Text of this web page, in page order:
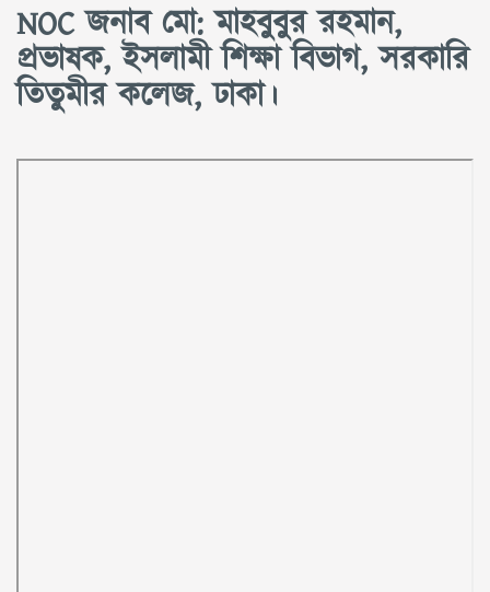
NOC জনাব মো: মাহবুবুর রহমান,
প্রভাষক, ইসলামী শিক্ষা বিভাগ, সরকারি
তিতুমীর কলেজ, ঢাকা।